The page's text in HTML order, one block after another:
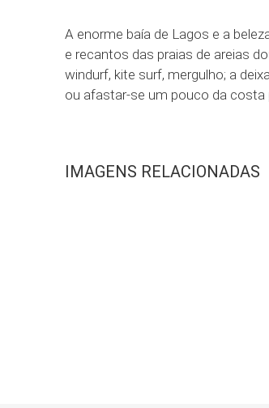
A enorme baía de Lagos e a
e recantos das praias de areias
windurf, kite surf, mergulho; a
ou afastar-se um pouco da costa
IMAGENS RELACIONADAS